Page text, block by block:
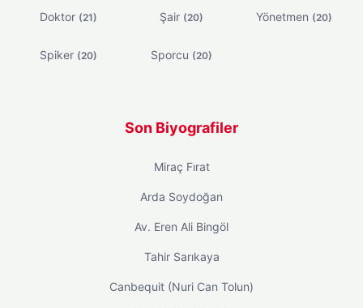
Doktor (21) Şair (20) Yönetmen (20)
Spiker (20) Sporcu (20)
Son Biyografiler
Miraç Fırat
Arda Soydoğan
Av. Eren Ali Bingöl
Tahir Sarıkaya
Canbequit (Nuri Can Tolun)